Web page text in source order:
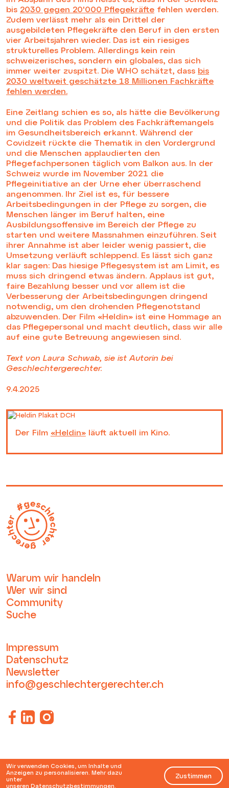
bis 2030 gegen 20'000 Pflegekräfte fehlen werden.
Zudem verlässt mehr als ein Drittel der
ausgebildeten Pflegekräfte den Beruf in den ersten
vier Arbeitsjahren wieder. Das ist ein riesiges
strukturelles Problem. Allerdings kein rein
schweizerisches, sondern ein globales, das sich
immer weiter zuspitzt. Die WHO schätzt, dass bis
2030 weltweit geschätzte 18 Millionen Fachkräfte
fehlen werden.
Eine Zeitlang schien es so, als hätte die Bevölkerung
und die Politik das Problem des Fachkräftemangels
im Gesundheitsbereich erkannt. Während der
Covidzeit rückte die Thematik in den Vordergrund
und die Menschen applaudierten den
Pflegefachpersonen täglich vom Balkon aus. In der
Schweiz wurde im November 2021 die
Pflegeinitiative an der Urne eher überraschend
angenommen. Ihr Ziel ist es, für bessere
Arbeitsbedingungen in der Pflege zu sorgen, die
Menschen länger im Beruf halten, eine
Ausbildungsoffensive im Bereich der Pflege zu
starten und weitere Massnahmen einzuführen. Seit
ihrer Annahme ist aber leider wenig passiert, die
Umsetzung verläuft schleppend. Es lässt sich ganz
klar sagen: Das hiesige Pflegesystem ist am Limit, es
muss sich dringend etwas ändern. Applaus ist gut,
faire Bezahlung besser und vor allem ist die
Verbesserung der Arbeitsbedingungen dringend
notwendig, um den drohenden Pflegenotstand
abzuwenden. Der Film «Heldin» ist eine Hommage an
das Pflegepersonal und macht deutlich, dass wir alle
auf eine gute Betreuung angewiesen sind.
Text von Laura Schwab, sie ist Autorin bei
Geschlechtergerechter.
9.4.2025
Der Film «Heldin»läuft aktuell im Kino.
Warum wir handeln
Wer wir sind
Community
Suche
Impressum
Datenschutz
Newsletter
info@geschlechtergerechter.ch
Wir verwenden Cookies, um Inhalte und
Anzeigen zu personalisieren. Mehr dazu
unter
unseren Datenschutzbestimmungen
Zustimmen